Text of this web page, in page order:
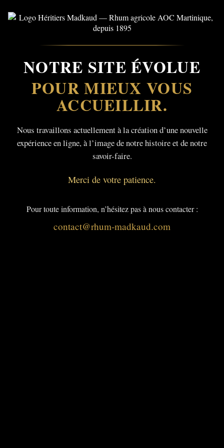
NOTRE SITE ÉVOLUE
POUR MIEUX VOUS
ACCUEILLIR.
Nous travaillons actuellement à la création d’une nouvelle
expérience en ligne, à l’image de notre histoire et de notre
savoir-faire.
Merci de votre patience.
Pour toute information, n’hésitez pas à nous contacter :
contact@rhum-madkaud.com